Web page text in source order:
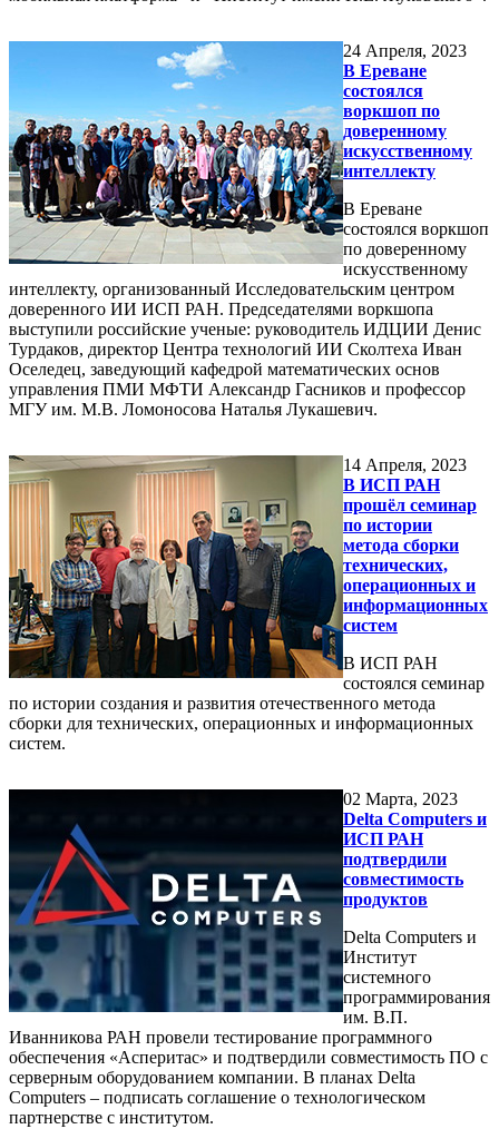
24 Апреля, 2023
В Ереване
состоялся
воркшоп по
доверенному
искусственному
интеллекту
В Ереване
состоялся воркшоп
по доверенному
искусственному
интеллекту, организованный Исследовательским центром
доверенного ИИ ИСП РАН. Председателями воркшопа
выступили российские ученые: руководитель ИДЦИИ Денис
Турдаков, директор Центра технологий ИИ Сколтеха Иван
Оселедец, заведующий кафедрой математических основ
управления ПМИ МФТИ Александр Гасников и профессор
МГУ им. М.В. Ломоносова Наталья Лукашевич.
14 Апреля, 2023
В ИСП РАН
прошёл семинар
по истории
метода сборки
технических,
операционных и
информационных
систем
В ИСП РАН
состоялся семинар
по истории создания и развития отечественного метода
сборки для технических, операционных и информационных
систем.
02 Марта, 2023
Delta Computers и
ИСП РАН
подтвердили
совместимость
продуктов
Delta Computers и
Институт
системного
программирования
им. В.П.
Иванникова РАН провели тестирование программного
обеспечения «Асперитас» и подтвердили совместимость ПО с
серверным оборудованием компании. В планах Delta
Computers – подписать соглашение о технологическом
партнерстве с институтом.